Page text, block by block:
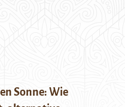
Sonne: Wie